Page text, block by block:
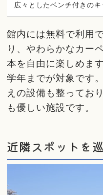
広々としたベンチ付きの
館内には無料で利用
り、やわらかなカー
本を自由に楽しめま
学年までが対象です
えの設備も整ってお
も優しい施設です。
近隣スポットを